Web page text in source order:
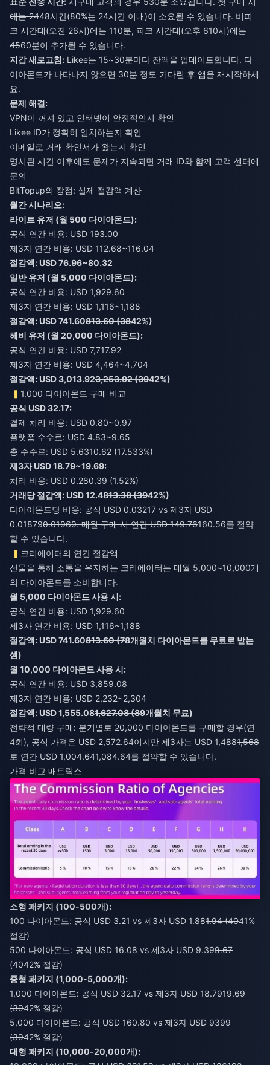
에는 2448시간(80%는 24시간 이내)이 소요될 수 있습니다. 비피
크 시간대(오전 26시)에는 110분, 피크 시간대(오후 610시)에는
4560분이 추가될 수 있습니다.
지갑 새로고침: Likee는 15~30분마다 잔액을 업데이트합니다. 다
이아몬드가 나타나지 않으면 30분 정도 기다린 후 앱을 재시작하세
요.
문제 해결:
VPN이 꺼져 있고 인터넷이 안정적인지 확인
Likee ID가 정확히 일치하는지 확인
이메일로 거래 확인서가 왔는지 확인
명시된 시간 이후에도 문제가 지속되면 거래 ID와 함께 고객 센터에
문의
BitTopup의 장점: 실제 절감액 계산
월간 시나리오:
라이트 유저 (월 500 다이아몬드):
공식 연간 비용: USD 193.00
제3자 연간 비용: USD 112.68~116.04
절감액: USD 76.96~80.32
일반 유저 (월 5,000 다이아몬드):
공식 연간 비용: USD 1,929.60
제3자 연간 비용: USD 1,116~1,188
절감액: USD 741.60813.60 (3842%)
헤비 유저 (월 20,000 다이아몬드):
공식 연간 비용: USD 7,717.92
제3자 연간 비용: USD 4,464~4,704
절감액: USD 3,013.923,253.92 (3942%)
1,000 다이아몬드 구매 비교
공식 USD 32.17:
결제 처리 비용: USD 0.80~0.97
플랫폼 수수료: USD 4.83~9.65
총 수수료: USD 5.6310.62 (17.533%)
제3자 USD 18.79~19.69:
처리 비용: USD 0.280.39 (1.52%)
거래당 절감액: USD 12.4813.38 (3942%)
다이아몬드당 비용: 공식 USD 0.03217 vs 제3자 USD
0.018790.01969. 매월 구매 시 연간 USD 149.76160.56를 절약
할 수 있습니다.
크리에이터의 연간 절감액
선물을 통해 소통을 유지하는 크리에이터는 매월 5,000~10,000개
의 다이아몬드를 소비합니다.
월 5,000 다이아몬드 사용 시:
공식 연간 비용: USD 1,929.60
제3자 연간 비용: USD 1,116~1,188
절감액: USD 741.60813.60 (78개월치 다이아몬드를 무료로 받는
셈)
월 10,000 다이아몬드 사용 시:
공식 연간 비용: USD 3,859.08
제3자 연간 비용: USD 2,232~2,304
절감액: USD 1,555.081,627.08 (89개월치 무료)
전략적 대량 구매: 분기별로 20,000 다이아몬드를 구매할 경우(연
4회), 공식 가격은 USD 2,572.64이지만 제3자는 USD 1,4881,568
로 연간 USD 1,004.641,084.64를 절약할 수 있습니다.
가격 비교 매트릭스
소형 패키지 (100-500개):
100 다이아몬드: 공식 USD 3.21 vs 제3자 USD 1.881.94 (4041%
절감)
500 다이아몬드: 공식 USD 16.08 vs 제3자 USD 9.399.67
(4042% 절감)
중형 패키지 (1,000-5,000개):
1,000 다이아몬드: 공식 USD 32.17 vs 제3자 USD 18.7919.69
(3942% 절감)
5,000 다이아몬드: 공식 USD 160.80 vs 제3자 USD 9399
(3942% 절감)
대형 패키지 (10,000-20,000개):